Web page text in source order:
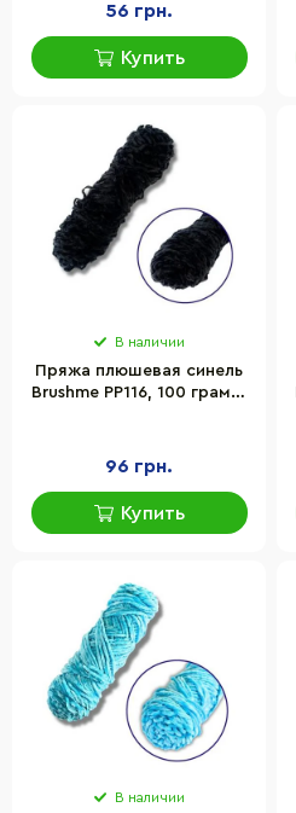
56 грн.
Купить
В наличии
Пряжа плюшевая синель
Brushme PP116, 100 грамм,
96 грн.
Купить
В наличии